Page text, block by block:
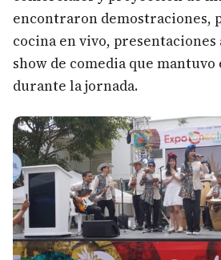
encontraron demostraciones,
cocina en vivo,
show de comedia que
durante la jornada.